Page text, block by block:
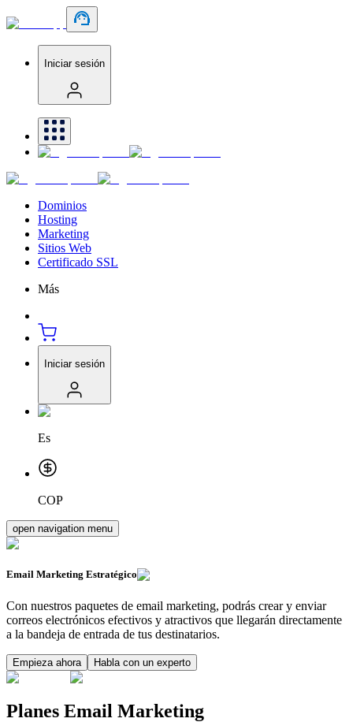
Iniciar sesión
Dominios
Hosting
Marketing
Sitios Web
Certificado SSL
Más
Iniciar sesión
Es
COP
open navigation menu
Email Marketing Estratégico
Con nuestros paquetes de email marketing, podrás crear y enviar
correos electrónicos efectivos y atractivos que llegarán directamente
a la bandeja de entrada de tus destinatarios.
Empieza ahora Habla con un experto
Planes Email Marketing